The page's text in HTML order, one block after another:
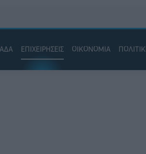
ΕΠΙΧΕΙΡΗΣΕΙΣ ΟΙΚΟΝΟΜΙΑ